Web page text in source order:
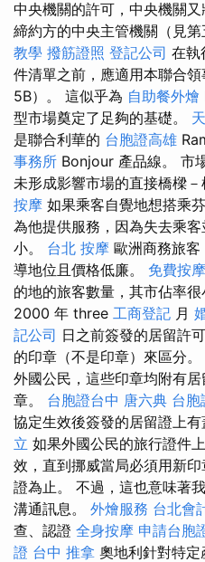
中央機關的許可，中央機關
締約方的中央主管機關（見
教學 撥筋證照 登記公司 在執
件清單之前，應適用本聯合
5B）。 這似乎為 自助餐外燴
型市場奠定了足夠的基礎。
是聯合利華的 台胞證高雄
事務所 Bonjour 產品線。 市
未形成影響市場的直接橋樑－
按摩 如果乘客自覺地想搭乘
為他提供服務，因為失去乘
小。 台北 按摩 歐洲商務旅客
導地位且價格低廉。 免費按
的地的旅客數量，其市佔率很
2000 年 three 工商登記 月
記公司 日之前簽發的居留許
的印章（不是印章）來區分。
外國公民，這些印章均附有
章。 台胞證台中 唐六典 台胞
協定生效後簽發的居留證上有
立 如果外國公民的旅行證件
效，直到挪威當局必須用新
證為止。 不過，這也意味著
溝通訊息。 外燴服務 台北會
查、認證 全身按摩 申請台胞
證 台中 推拿 奧地利針對特